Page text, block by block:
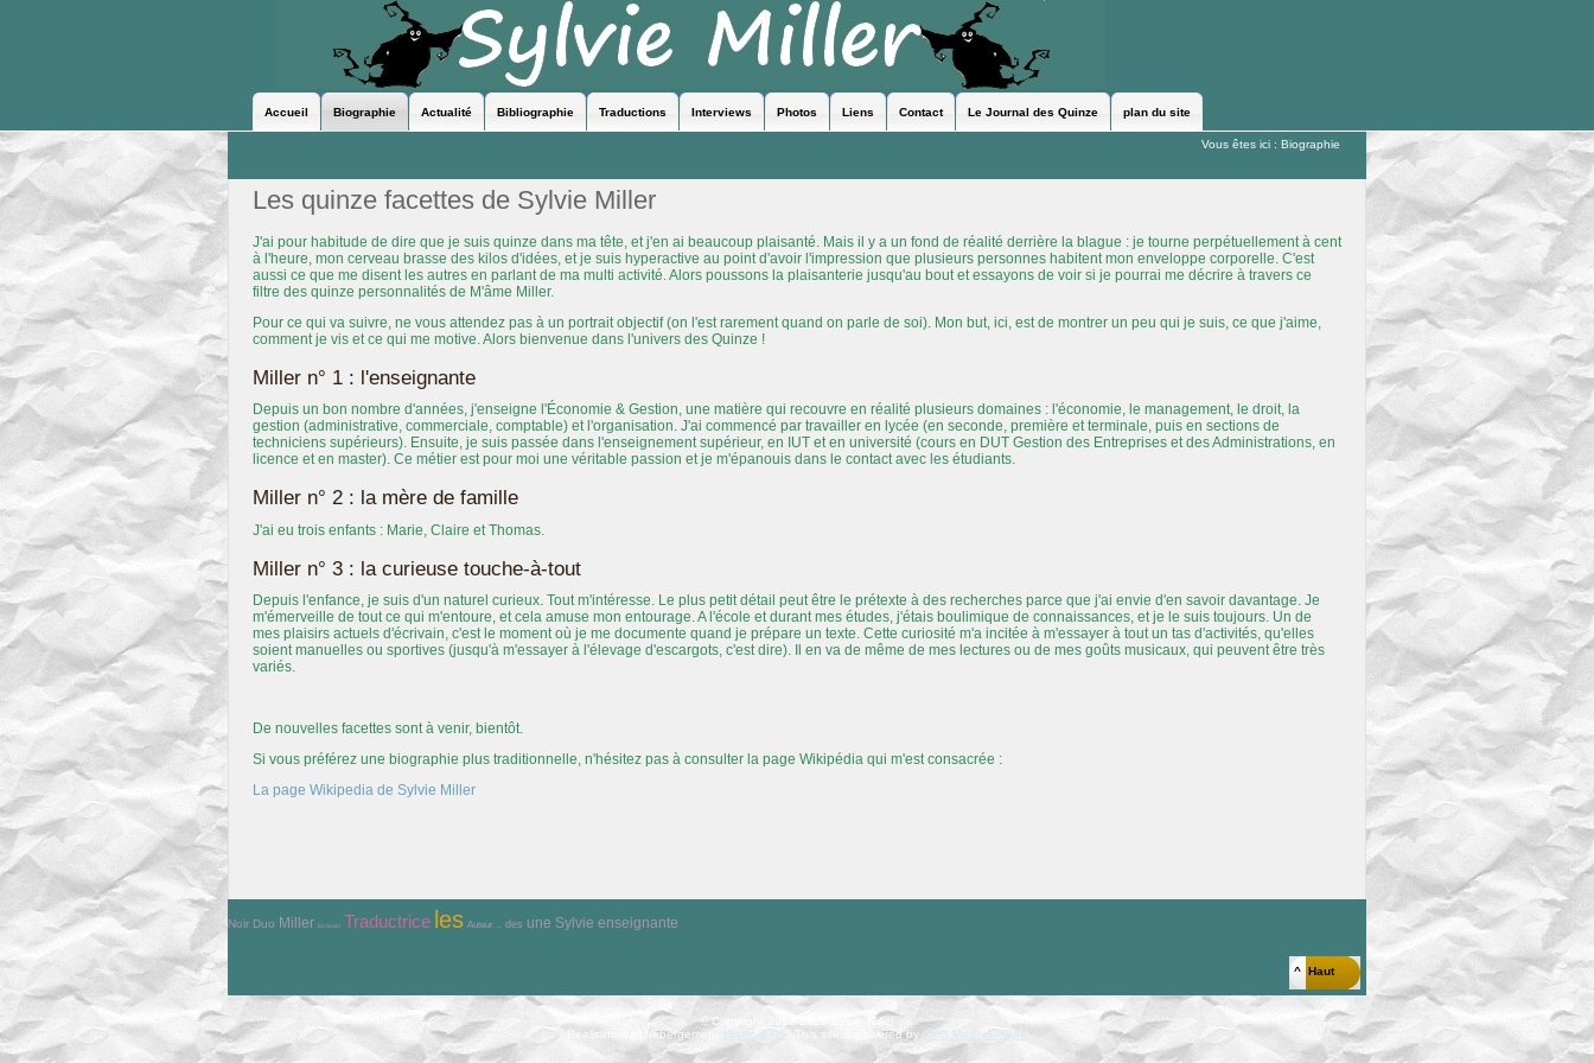
Accueil Biographie Actualité Bibliographie Traductions Interviews Photos Liens Contact Le Journal des Quinze plan du site
Vous êtes ici :Biographie
Les quinze facettes de Sylvie Miller
J'ai pour habitude de dire que je suis quinze dans ma tête, et j'en ai beaucoup plaisanté. Mais il y a un fond de réalité derrière la blague : je tourne perpétuellement à cent
à l'heure, mon cerveau brasse des kilos d'idées, et je suis hyperactive au point d'avoir l'impression que plusieurs personnes habitent mon enveloppe corporelle. C'est
aussi ce que me disent les autres en parlant de ma multi activité. Alors poussons la plaisanterie jusqu'au bout et essayons de voir si je pourrai me décrire à travers ce
filtre des quinze personnalités de M'âme Miller.
Pour ce qui va suivre, ne vous attendez pas à un portrait objectif (on l'est rarement quand on parle de soi). Mon but, ici, est de montrer un peu qui je suis, ce que j'aime,
comment je vis et ce qui me motive. Alors bienvenue dans l'univers des Quinze !
Miller n° 1 : l'enseignante
Depuis un bon nombre d'années, j'enseigne l'Économie & Gestion, une matière qui recouvre en réalité plusieurs domaines : l'économie, le management, le droit, la
gestion (administrative, commerciale, comptable) et l'organisation. J'ai commencé par travailler en lycée (en seconde, première et terminale, puis en sections de
techniciens supérieurs). Ensuite, je suis passée dans l'enseignement supérieur, en IUT et en université (cours en DUT Gestion des Entreprises et des Administrations, en
licence et en master). Ce métier est pour moi une véritable passion et je m'épanouis dans le contact avec les étudiants.
Miller n° 2 : la mère de famille
J'ai eu trois enfants : Marie, Claire et Thomas.
Miller n° 3 : la curieuse touche-à-tout
Depuis l'enfance, je suis d'un naturel curieux. Tout m'intéresse. Le plus petit détail peut être le prétexte à des recherches parce que j'ai envie d'en savoir davantage. Je
m'émerveille de tout ce qui m'entoure, et cela amuse mon entourage. A l'école et durant mes études, j'étais boulimique de connaissances, et je le suis toujours. Un de
mes plaisirs actuels d'écrivain, c'est le moment où je me documente quand je prépare un texte. Cette curiosité m'a incitée à m'essayer à tout un tas d'activités, qu'elles
soient manuelles ou sportives (jusqu'à m'essayer à l'élevage d'escargots, c'est dire). Il en va de même de mes lectures ou de mes goûts musicaux, qui peuvent être très
variés.
De nouvelles facettes sont à venir, bientôt.
Si vous préférez une biographie plus traditionnelle, n'hésitez pas à consulter la page Wikipédia qui m'est consacrée :
La page Wikipedia de Sylvie Miller
Noir Duo Miller Ecrivain Traductrice les Auteur des une Sylvie enseignante
^ Haut
© Copyright 2013-2026 Sylvie Miller
Réalisation et hébergement Mistic Sàrl - This site is powered by CMS Made Simple